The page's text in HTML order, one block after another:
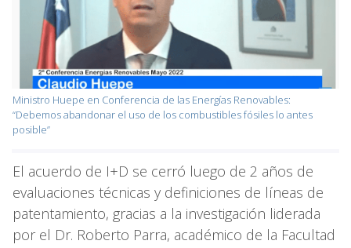
Ministro Huepe en Conferencia de las Energías Renovables:
“Debemos abandonar el uso de los combustibles fósiles lo antes
posible”
El acuerdo de I+D se cerró luego de 2 años de
evaluaciones técnicas y definiciones de líneas de
patentamiento, gracias a la investigación liderada
por el Dr. Roberto Parra, académico de la Facultad